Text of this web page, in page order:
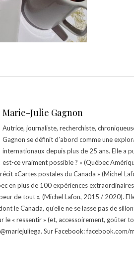
Marie-Julie Gagnon
Autrice, journaliste, recherchiste,
Gagnon se définit d’abord comme une
internationaux depuis plus de 25 ans. Elle a
est-ce vraiment possible ? » (Québec
«Cartes postales du Canada » (Michel
en plus de 100 expériences
de tout », (Michel Lafon, 2015 / 2020).
le Canada, qu'elle ne se lasse pas de
le « ressentir » (et, accessoirement, goûter
Sur Facebook: facebook.com/